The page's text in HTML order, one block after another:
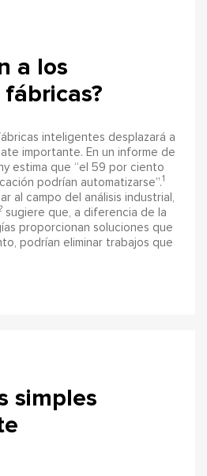
a los
inteligentes desplazará a
importante. En un informe de
estima que “el 59 por ciento
podrían automatizarse”.1
al campo del análisis industrial,
sugiere que, a diferencia de la
proporcionan soluciones que
podrían eliminar trabajos que
simples